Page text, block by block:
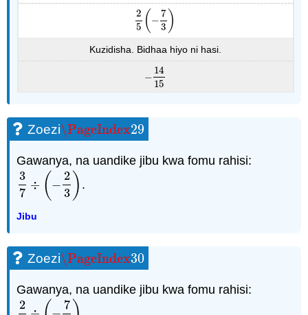
2
5 ( −
7
3 )
25 ( −73)
Kuzidisha. Bidhaa hiyo ni hasi.
−
14
15
−1415
Zoezi\PageIndex29
\PageIndex29
Gawanya, na uandike jibu kwa fomu rahisi:
3
7
÷ ( −
2
3 )
37 ÷( − 23) .
Jibu
Zoezi\PageIndex30
\PageIndex30
Gawanya, na uandike jibu kwa fomu rahisi:
2
7